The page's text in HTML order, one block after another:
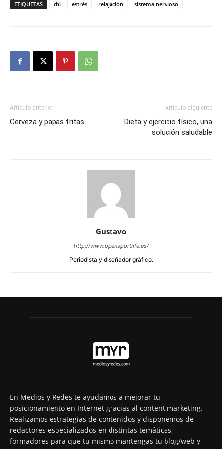
ETIQUETAS chi estrés relajación sistema nervioso
Artículo anterior
Cerveza y papas fritas
Artículo siguiente
Dieta y ejercicio físico, una
solución saludable
Gustavo
http://www.opensportlife.es/
Periodista y diseñador gráfico.
En Medios y Redes te ayudamos a mejorar tu
posicionamiento en Internet gracias al content marketing.
Realizamos estrategias de contenidos y disponemos de
redactores especializados en distintas temáticas,
formadores para que tu mismo mantengas tu blog/web y